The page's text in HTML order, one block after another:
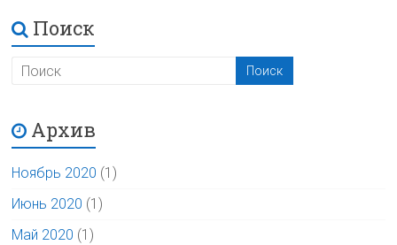
Поиск
Архив
Ноябрь 2020 (1)
Июнь 2020 (1)
Май 2020 (1)